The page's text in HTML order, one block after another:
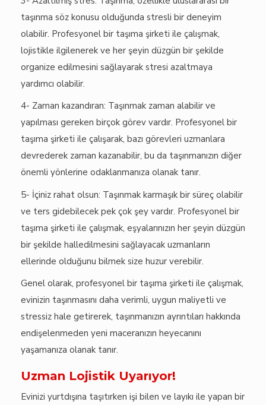
taşınma söz konusu olduğunda stresli bir deneyim
olabilir. Profesyonel bir taşıma şirketi ile çalışmak,
lojistikle ilgilenerek ve her şeyin düzgün bir şekilde
organize edilmesini sağlayarak stresi azaltmaya
yardımcı olabilir.
4- Zaman kazandıran: Taşınmak zaman alabilir ve
yapılması gereken birçok görev vardır. Profesyonel bir
taşıma şirketi ile çalışarak, bazı görevleri uzmanlara
devrederek zaman kazanabilir, bu da taşınmanızın diğer
önemli yönlerine odaklanmanıza olanak tanır.
5- İçiniz rahat olsun: Taşınmak karmaşık bir süreç olabilir
ve ters gidebilecek pek çok şey vardır. Profesyonel bir
taşıma şirketi ile çalışmak, eşyalarınızın her şeyin düzgün
bir şekilde halledilmesini sağlayacak uzmanların
ellerinde olduğunu bilmek size huzur verebilir.
Genel olarak, profesyonel bir taşıma şirketi ile çalışmak,
evinizin taşınmasını daha verimli, uygun maliyetli ve
stressiz hale getirerek, taşınmanızın ayrıntıları hakkında
endişelenmeden yeni maceranızın heyecanını
yaşamanıza olanak tanır.
Uzman Lojistik Uyarıyor!
Evinizi yurtdışına taşıtırken işi bilen ve layıkı ile yapan bir